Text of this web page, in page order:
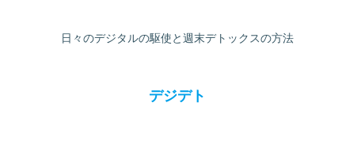
日々のデジタルの駆使と週末デトックスの方法
デジデト